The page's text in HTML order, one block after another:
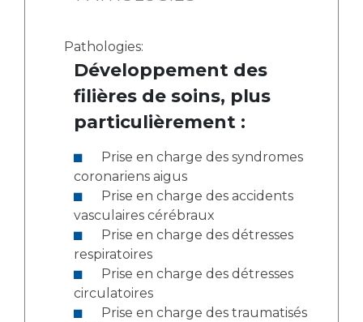
Vos représentants
La Commission Des Usagers (CDU)
Les Comités Locaux des Usagers
Le projet des usagers
Qualité
Nos indicateurs qualité et de sécurité des soins
Protection des données
Fournisseurs
Rôles et missions
Liste des marchés conclus
Documents utiles
Pathologies:
Développement des
filières de soins, plus
particulièrement :
Prise en charge des syndromes
coronariens aigus
Prise en charge des accidents
vasculaires cérébraux
Prise en charge des détresses
respiratoires
Prise en charge des détresses
circulatoires
Prise en charge des traumatisés